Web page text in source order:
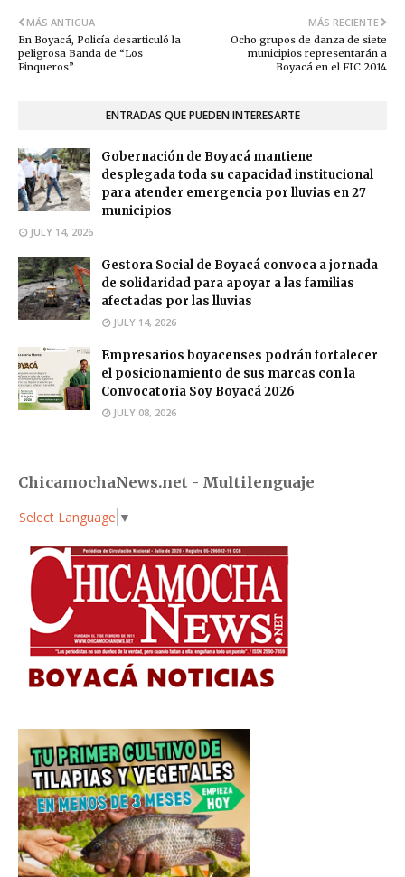
MÁS RECIENTE
Ocho grupos de danza de siete
municipios representarán a
Boyacá en el FIC 2014
MÁS ANTIGUA
En Boyacá, Policía desarticuló la
peligrosa Banda de “Los
Finqueros”
ENTRADAS QUE PUEDEN INTERESARTE
Gobernación de Boyacá mantiene
desplegada toda su capacidad institucional
para atender emergencia por lluvias en 27
municipios
JULY 14, 2026
Gestora Social de Boyacá convoca a jornada
de solidaridad para apoyar a las familias
afectadas por las lluvias
JULY 14, 2026
Empresarios boyacenses podrán fortalecer
el posicionamiento de sus marcas con la
Convocatoria Soy Boyacá 2026
JULY 08, 2026
ChicamochaNews.net - Multilenguaje
Select Language ▼